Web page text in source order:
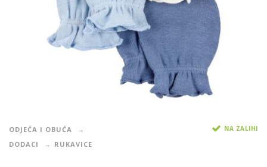
ODJEĆA I OBUĆA
DODACI
RUKAVICE
NA ZALIHI